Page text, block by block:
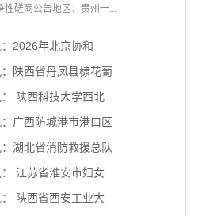
性磋商公告地区：贵州一...
2026年北京协和
陕西省丹凤县棣花葡
陕西科技大学西北
广西防城港市港口区
湖北省消防救援总队
江苏省淮安市妇女
陕西省西安工业大